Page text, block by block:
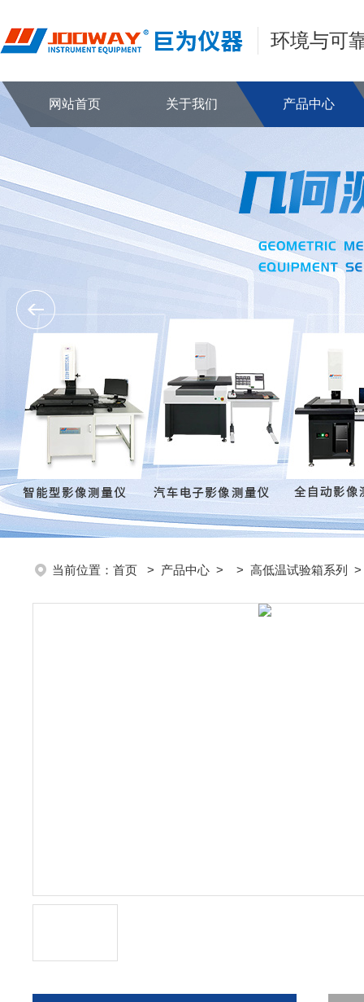
环境与可
网站首页 关于我们 产品中心
当前位置： 首页 > 产品中心 > > 高低温试验箱系列 >